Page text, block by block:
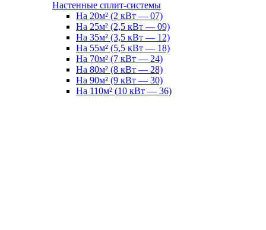
Настенные сплит-системы
На 20м² (2 кВт — 07)
На 25м² (2,5 кВт — 09)
На 35м² (3,5 кВт — 12)
На 55м² (5,5 кВт — 18)
На 70м² (7 кВт — 24)
На 80м² (8 кВт — 28)
На 90м² (9 кВт — 30)
На 110м² (10 кВт — 36)